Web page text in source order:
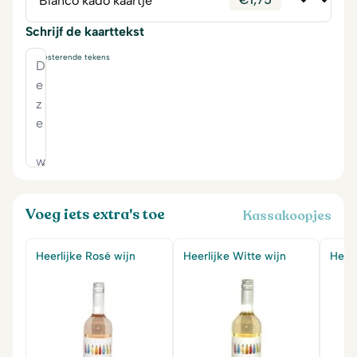
Schrijf de kaarttekst
resterende tekens
Voeg iets extra's toe Kassakoopjes
Heerlijke Rosé wijn Heerlijke Witte wijn